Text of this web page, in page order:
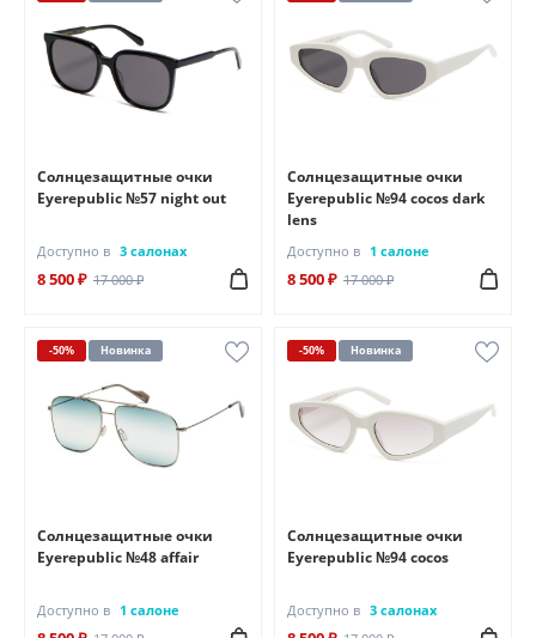
Солнцезащитные очки
Eyerepublic №57 night out
Доступно в 3 салонах
8 500 ₽ 17 000 ₽
Солнцезащитные очки
Eyerepublic №94 cocos dark
lens
Доступно в 1 салоне
8 500 ₽ 17 000 ₽
-50% Новинка
Солнцезащитные очки
Eyerepublic №48 affair
Доступно в 1 салоне
-50% Новинка
Солнцезащитные очки
Eyerepublic №94 cocos
Доступно в 3 салонах